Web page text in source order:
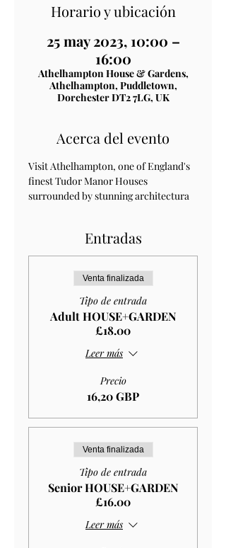
Horario y ubicación
25 may 2023, 10:00 –
16:00
Athelhampton House & Gardens,
Athelhampton, Puddletown,
Dorchester DT2 7LG, UK
Acerca del evento
Visit Athelhampton, one of England's
finest Tudor Manor Houses
surrounded by stunning architectura
Entradas
Venta finalizada
Tipo de entrada
Adult HOUSE+GARDEN
£18.00
Leer más
Precio
16,20 GBP
Venta finalizada
Tipo de entrada
Senior HOUSE+GARDEN
£16.00
Leer más